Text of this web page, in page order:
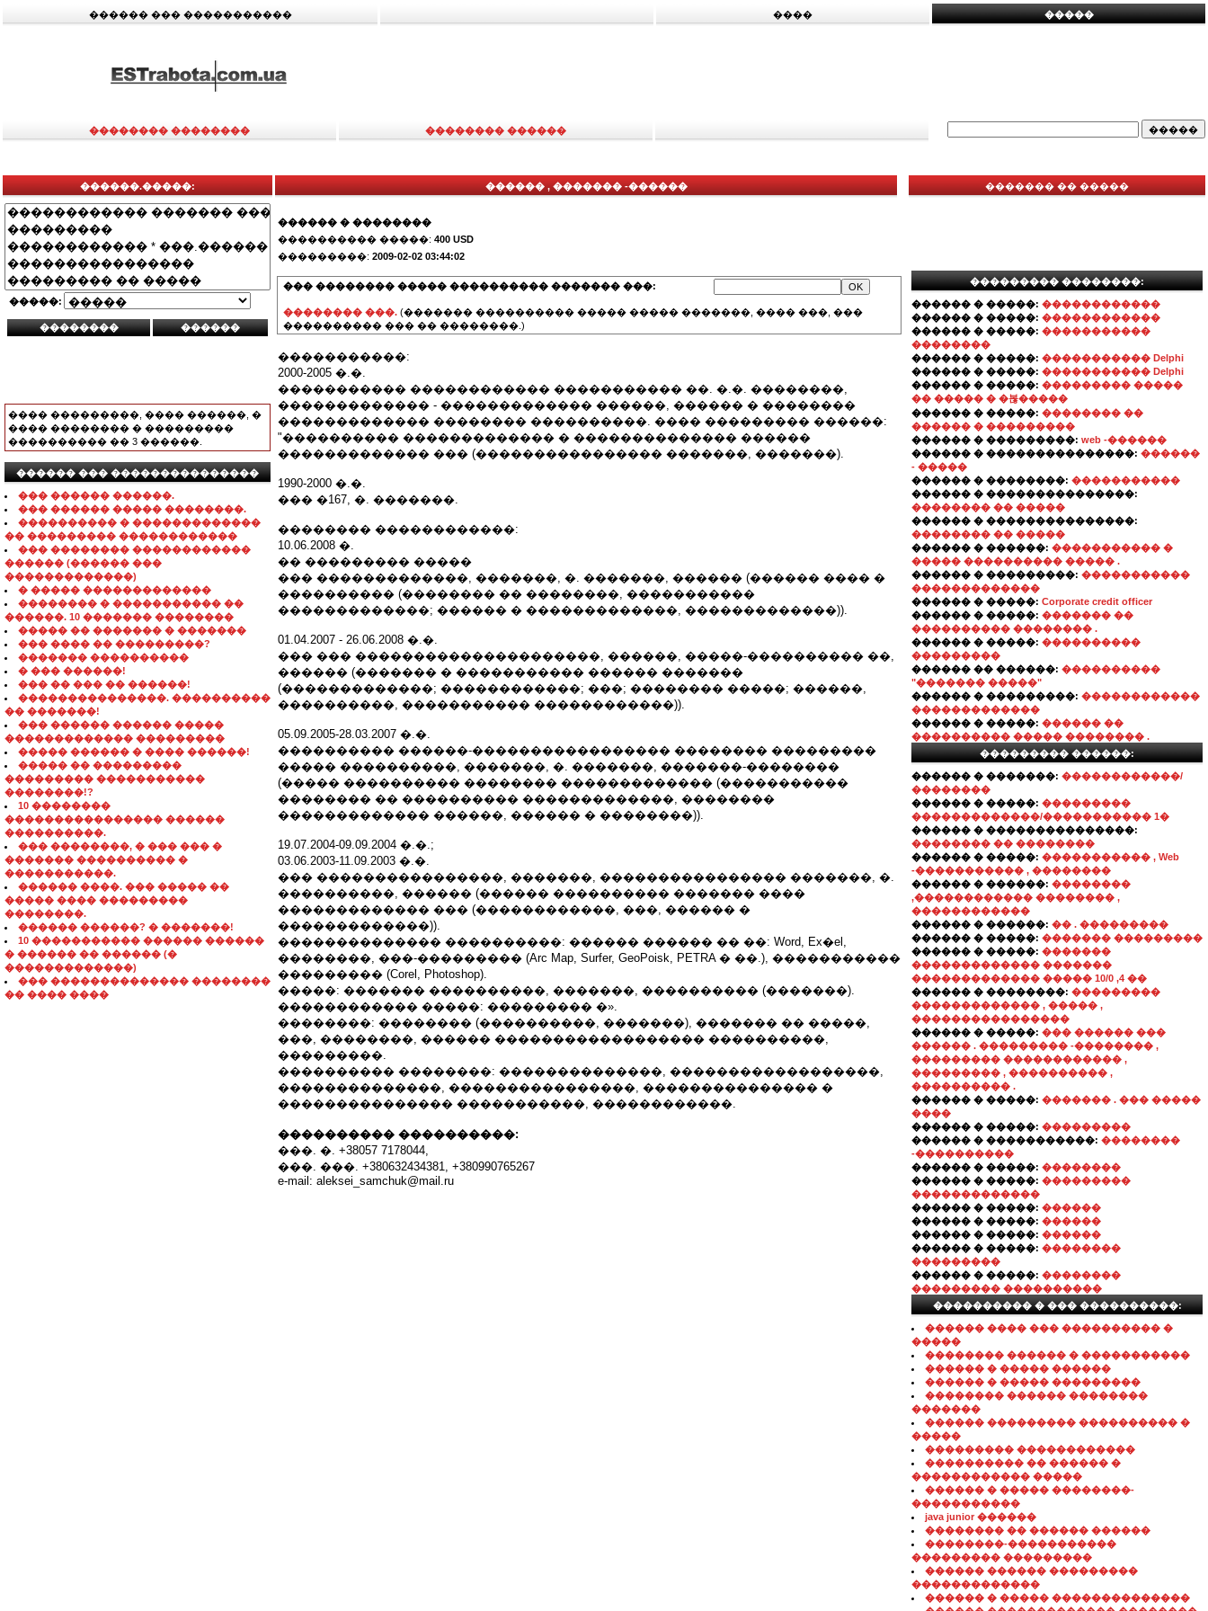
������ ��� ����������� ���� �����
�������� �������� �������� ������
������.�����:
�����:
���� ���������, ���� ������, �
���� �������� � ���������
���������� �� 3 ������.
������ ��� ���������������
��� ������ ������.
��� ������ ����� ��������.
���������� � �������������
�� ��������� ������������
��� �������� ������������
������ (������ ���
�������������)
� ����� �������������
�������� � ����������� ��
������. 10 ������� ��������
����� �� ������� � �������
��� ���� �� ���������?
������� ����������
� ��� ������!
��� �� ��� �� ������!
���������������. ����������
�� �������!
��� ������ ������ �����
������������� ���������
����� ������ � ���� ������!
����� �� ���������
��������� �����������
��������!?
10 ��������
���������������� ������
����������.
��� ��������, � ��� ��� �
������� ���������� �
�����������.
������ ����. ��� ����� ��
����� ���� ���������
��������.
������ ������? � �������!
10 ����������� ������ ������
� ������ �� ������ (�
�������������)
��� �������������� ��������
�� ���� ����
������ , ������� -������
������ � ��������
���������� �����: 400 USD
���������: 2009-02-02 03:44:02
��� �������� ����� ���������� ������� ���:
�������� ���. (������� ���������� ����� ����� �������, ���� ���, ���
���������� ��� �� ��������.)
�����������:
2000-2005 �.�.
����������� ������������ ����������� ��. �.�. ��������,
������������� - ������������� ������, ������ � ��������
������������� �������� ����������. ���� ��������� ������:
"���������� ������������� � �������������� ������
������������� ��� (���������������� �������, �������).
1990-2000 �.�.
��� �167, �. �������.
�������� ������������:
10.06.2008 �.
�� ��������� �����
��� �������������, �������, �. �������, ������ (������ ���� �
���������� (�������� �� ��������, �����������
�������������; ������ � �������������, �������������)).
01.04.2007 - 26.06.2008 �.�.
��� ��� ���������������������, ������, �����-���������� ��,
������ (������� � ����������� ������ �������
(�������������; ������������; ���; �������� �����; ������,
����������, ����������� ������������)).
05.09.2005-28.03.2007 �.�.
���������� ������-����������������� �������� ���������
����� ����������, �������, �. �������, �������-��������
(����� ���������� �������� ������������� (�����������
�������� �� ���������� �������������, ��������
������������� ������, ������ � ��������)).
19.07.2004-09.09.2004 �.�.;
03.06.2003-11.09.2003 �.�.
��� ����������������, �������, ���������������� �������, �.
����������, ������ (������ ���������� ������� ����
������������� ��� (������������, ���, ������ �
�������������)).
�������������� ����������: ������ ������ �� ��: Word, Ex�el,
��������, ���-��������� (Arc Map, Surfer, GeoPoisk, PETRA � ��.), �����������
��������� (Corel, Photoshop).
�����: ������� ����������, �������, ���������� (�������).
������������ �����: ��������� �».
��������: �������� (����������, �������), ������� �� �����,
���, ��������, ������ ������������������ ����������,
���������.
���������� ��������: ��������������, ������������������,
��������������, ����������������, ��������������� �
��������������� �����������, ������������.
���������� ����������:
���. �. +38057 7178044,
���. ���. +380632434381, +380990765267
e-mail: aleksei_samchuk@mail.ru
������� �� �����
��������� ��������:
������ � �����: ������������
������ � �����: ������������
������ � �����: �����������
��������
������ � �����: ����������� Delphi
������ � �����: ����������� Delphi
������ � �����: ��������� �����
�� ����� � �볺�����
������ � �����: �������� ��
������ � ���������
������ � ���������: web -������
������ � ���������������: ������
- �����
������ � ��������: �����������
������ � ���������������:
�������� �� �����
������ � ���������������:
�������� �� �����
������ � ������: ����������� �
����� ���������� ����� .
������ � ���������: �����������
�������������
������ � �����: Corporate credit officer
������ � �����: ������� ��
���������� �������� .
������ � �����: ����������
���������
������ �� ������: ����������
"������� �����"
������ � ���������: ������������
�������������
������ � �����: ������ ��
���������� ����� �������� .
��������� ������:
������ � �������: ������������/
��������
������ � �����: ���������
�������������/����������� 1�
������ � ���������������:
�������� �� ��������
������ � �����: ����������� , Web
-����������� , ��������
������ � ������: ��������
,������������ �������� ,
������������
������ � ������: �� . ���������
������ � �����: ������� ���������
������ � �����: �������
������������� �������
������������� ����� 10/0 ,4 ��
������ � ��������: ���������
������������� , ����� ,
����������������
������ � �����: ��� ������ ���
������ . ��������� -�������� ,
��������� ������������ ,
��������� , ���������� ,
���������� .
������ � �����: ������� . ��� �����
����
������ � �����: ���������
������ � �����������: ��������
-����������
������ � �����: ��������
������ � �����: ���������
�������������
������ � �����: ������
������ � �����: ������
������ � �����: ������
������ � �����: ��������
���������
������ � �����: ��������
��������� ����������
���������� � ��� ����������:
������ ���� ��� ���������� �
�����
�������� ������ � �����������
������ � ����� ������
������ � ����� ���������
�������� ������ ��������
�������
������ ��������� ���������� �
�����
��������� ������������
���������� �� ������ �
������������ �����
������ � ����� ��������-
�����������
java junior ������
�������� �� ������ ������
��������-�����������
��������� ���������
������ ������ ���������
�������������
������ � ����� ��������������